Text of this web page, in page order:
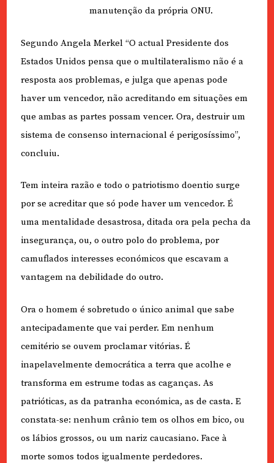
manutenção da própria ONU.
Segundo Angela Merkel “O actual Presidente dos
Estados Unidos pensa que o multilateralismo não é a
resposta aos problemas, e julga que apenas pode
haver um vencedor, não acreditando em situações em
que ambas as partes possam vencer. Ora, destruir um
sistema de consenso internacional é perigosíssimo”,
concluiu.
Tem inteira razão e todo o patriotismo doentio surge
por se acreditar que só pode haver um vencedor. É
uma mentalidade desastrosa, ditada ora pela pecha da
insegurança, ou, o outro polo do problema, por
camuflados interesses económicos que escavam a
vantagem na debilidade do outro.
Ora o homem é sobretudo o único animal que sabe
antecipadamente que vai perder. Em nenhum
cemitério se ouvem proclamar vitórias. É
inapelavelmente democrática a terra que acolhe e
transforma em estrume todas as caganças. As
patrióticas, as da patranha económica, as de casta. E
constata-se: nenhum crânio tem os olhos em bico, ou
os lábios grossos, ou um nariz caucasiano. Face à
morte somos todos igualmente perdedores.